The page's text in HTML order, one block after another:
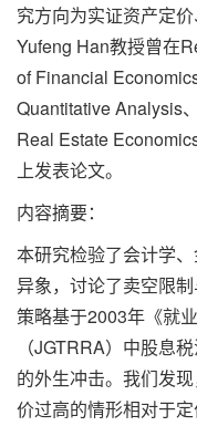
究方向为实证资产定
Yufeng Han教授曾在
of Financial
Quantitative Analysis
Real Estate
上发表论文。
内容摘要：
本研究检验了会计学
异象，讨论了卖空限
策略基于2003年《就
（JGTRRA）中股息
的外生冲击。我们发
价过高的情形相对于